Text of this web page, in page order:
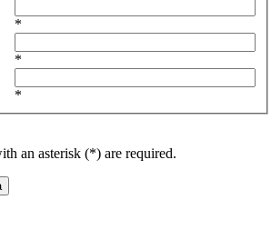
*
*
*
an asterisk (*) are required.